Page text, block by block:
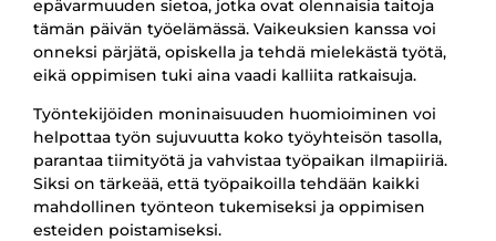
epävarmuuden sietoa, jotka ovat olennaisia taitoja
tämän päivän työelämässä. Vaikeuksien kanssa voi
onneksi pärjätä, opiskella ja tehdä mielekästä työtä,
eikä oppimisen tuki aina vaadi kalliita ratkaisuja.
Työntekijöiden moninaisuuden huomioiminen voi
helpottaa työn sujuvuutta koko työyhteisön tasolla,
parantaa tiimityötä ja vahvistaa työpaikan ilmapiiriä.
Siksi on tärkeää, että työpaikoilla tehdään kaikki
mahdollinen työnteon tukemiseksi ja oppimisen
esteiden poistamiseksi.